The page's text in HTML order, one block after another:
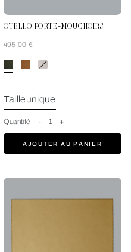
ForestGreen
OTELLO PORTE-MOUCHOIRS
495,00 €
Tailleunique
Quantité - 1 +
AJOUTER AU PANIER